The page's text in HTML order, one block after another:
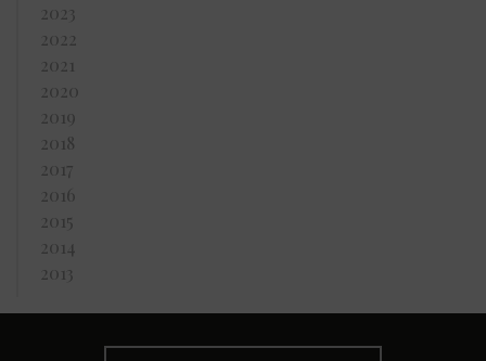
2023
2022
2021
2020
2019
2018
2017
2016
2015
2014
2013